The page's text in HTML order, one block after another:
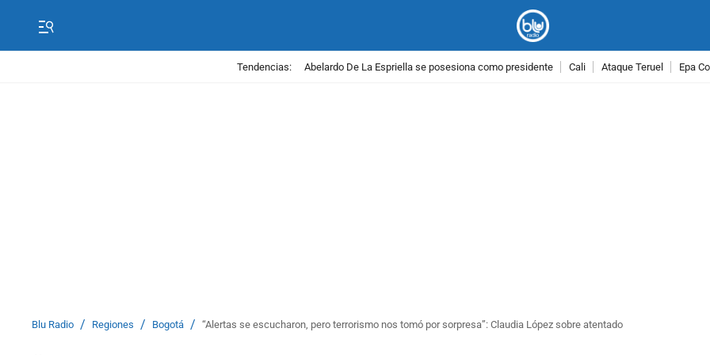
Tendencias: Abelardo De La Espriella se posesiona como presidente Cali Ataque Teruel Epa
Blu Radio / Regiones / Bogotá / “Alertas se escucharon, pero terrorismo nos tomó por sorpresa”: Claudia López sobre atentado